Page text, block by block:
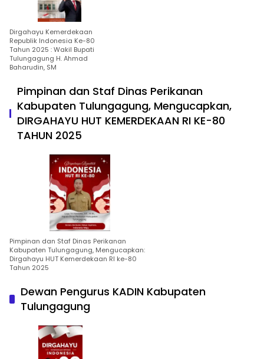
Dirgahayu Kemerdekaan
Republik Indonesia Ke-80
Tahun 2025 : Wakil Bupati
Tulungagung H. Ahmad
Baharudin, SM
Pimpinan dan Staf Dinas Perikanan
Kabupaten Tulungagung, Mengucapkan,
DIRGAHAYU HUT KEMERDEKAAN RI KE-80
TAHUN 2025
Pimpinan dan Staf Dinas Perikanan
Kabupaten Tulungagung, Mengucapkan:
Dirgahayu HUT Kemerdekaan RI ke-80
Tahun 2025
Dewan Pengurus KADIN Kabupaten
Tulungagung